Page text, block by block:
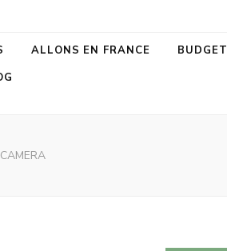
ALLONS EN FRANCE BUDGET